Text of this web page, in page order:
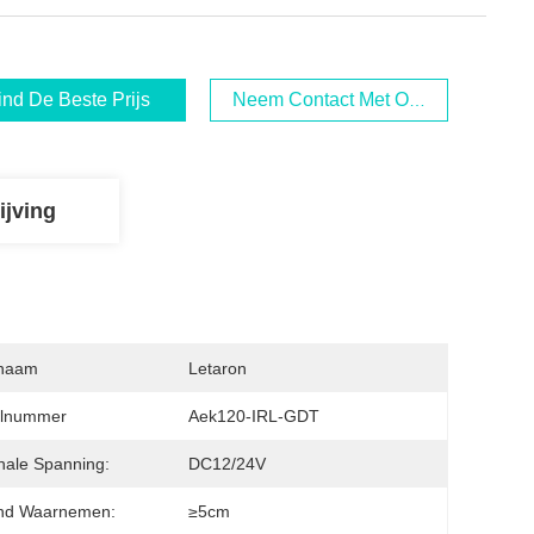
De Beste Prijs Neem Contact Met Ons Op
Letaron
Aek120-IRL-GDT
Spanning: DC12/24V
Waarnemen: ≥5cm